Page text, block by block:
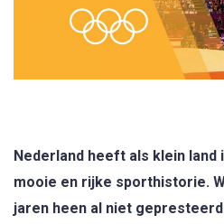
Nederland heeft als klein land
mooie en rijke sporthistorie.
jaren heen al niet